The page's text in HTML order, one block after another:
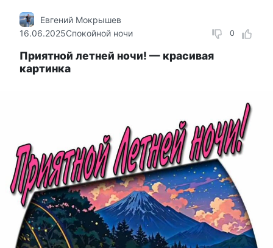
0
Евгений Мокрышев
16.06.2025Спокойной ночи
Приятной летней ночи! — красивая
картинка